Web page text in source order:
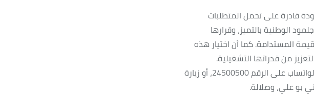
قادرة على تحمل المتطلبات
الوطنية بالتميز، وقرارها
المستدامة. كما أن اختيار هذه
من قدراتها التشغيلية.
للمزيد من المعلومات حول طرازات وسيارات ميتسوبيشي، يرجى الاتصال أو إرسال رسالة على الواتساب على الرقم 24500500، أو زيارة
بو علي، وصلالة.